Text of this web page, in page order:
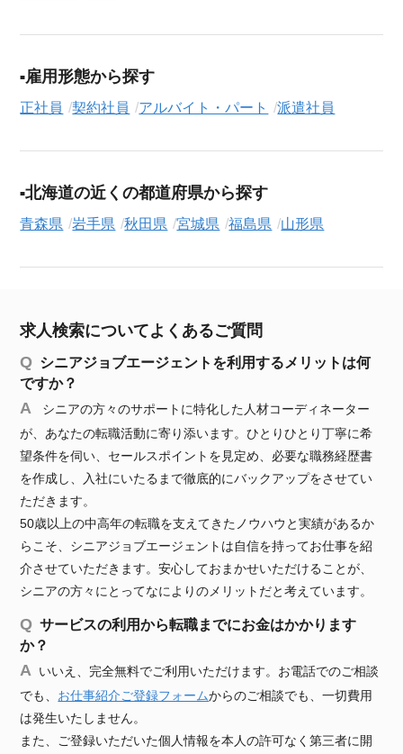
雇用形態から探す
正社員 契約社員 アルバイト・パート 派遣社員
北海道の近くの都道府県から探す
青森県 岩手県 秋田県 宮城県 福島県 山形県
求人検索についてよくあるご質問
シニアジョブエージェントを利用するメリットは何
ですか？
シニアの方々のサポートに特化した人材コーディネーター
が、あなたの転職活動に寄り添います。ひとりひとり丁寧に希
望条件を伺い、セールスポイントを見定め、必要な職務経歴書
を作成し、入社にいたるまで徹底的にバックアップをさせてい
ただきます。
50歳以上の中高年の転職を支えてきたノウハウと実績があるか
らこそ、シニアジョブエージェントは自信を持ってお仕事を紹
介させていただきます。安心しておまかせいただけることが、
シニアの方々にとってなによりのメリットだと考えています。
サービスの利用から転職までにお金はかかります
か？
いいえ、完全無料でご利用いただけます。お電話でのご相談
でも、 お仕事紹介ご登録フォームからのご相談でも、一切費用
は発生いたしません。
また、ご登録いただいた個人情報を本人の許可なく第三者に開